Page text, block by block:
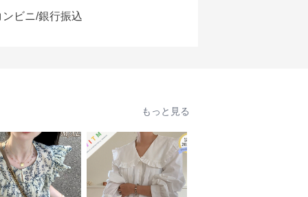
ンビニ/銀行振込
もっと見る